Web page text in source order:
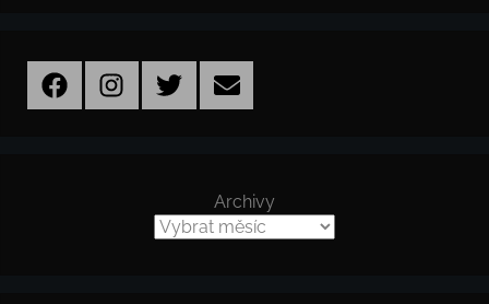
FacebookInstagramTwitter Email
Archivy